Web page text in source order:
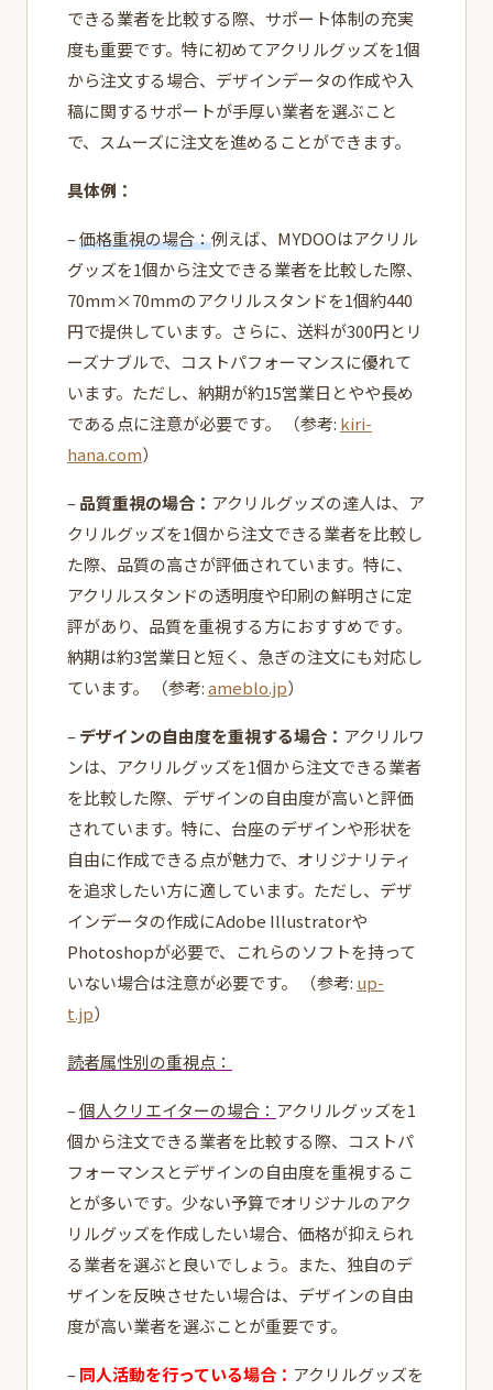
できる業者を比較する際、サポート体制の充実
度も重要です。特に初めてアクリルグッズを1個
から注文する場合、デザインデータの作成や入
稿に関するサポートが手厚い業者を選ぶこと
で、スムーズに注文を進めることができます。
具体例：
–価格重視の場合：例えば、MYDOOはアクリル
グッズを1個から注文できる業者を比較した際、
70mm×70mmのアクリルスタンドを1個約440
円で提供しています。さらに、送料が300円とリ
ーズナブルで、コストパフォーマンスに優れて
います。ただし、納期が約15営業日とやや長め
である点に注意が必要です。 （参考: kiri-
hana.com）
–品質重視の場合： アクリルグッズの達人は、ア
クリルグッズを1個から注文できる業者を比較し
た際、品質の高さが評価されています。特に、
アクリルスタンドの透明度や印刷の鮮明さに定
評があり、品質を重視する方におすすめです。
納期は約3営業日と短く、急ぎの注文にも対応し
ています。 （参考:ameblo.jp）
–デザインの自由度を重視する場合： アクリルワ
ンは、アクリルグッズを1個から注文できる業者
を比較した際、デザインの自由度が高いと評価
されています。特に、台座のデザインや形状を
自由に作成できる点が魅力で、オリジナリティ
を追求したい方に適しています。ただし、デザ
インデータの作成にAdobe Illustratorや
Photoshopが必要で、これらのソフトを持って
いない場合は注意が必要です。 （参考: up-
t.jp）
読者属性別の重視点：
–個人クリエイターの場合： アクリルグッズを1
個から注文できる業者を比較する際、コストパ
フォーマンスとデザインの自由度を重視するこ
とが多いです。少ない予算でオリジナルのアク
リルグッズを作成したい場合、価格が抑えられ
る業者を選ぶと良いでしょう。また、独自のデ
ザインを反映させたい場合は、デザインの自由
度が高い業者を選ぶことが重要です。
–同人活動を行っている場合： アクリルグッズを